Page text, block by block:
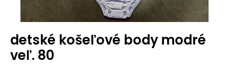
detské košeľové body modré
veľ. 80